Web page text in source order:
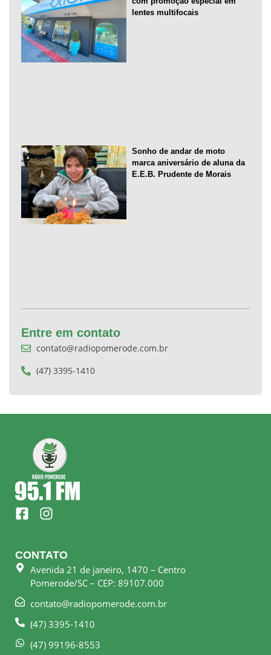
lentes multifocais
Sonho de andar de moto
marca aniversário de aluna da
E.E.B. Prudente de Morais
Entre em contato
contato@radiopomerode.com.br
(47) 3395-1410
F
a
e
b
o
k
s
q
I
n
t
a
g
r
a
m
CONTATO
Avenida 21 de janeiro, 1470 – Centro
Pomerode/SC – CEP: 89107.000
contato@radiopomerode.com.br
(47) 3395-1410
(47) 99196-8553